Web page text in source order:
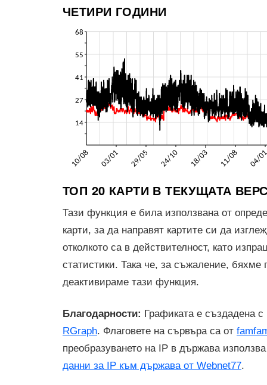
ЧЕТИРИ ГОДИНИ
ТОП 20 КАРТИ В ТЕКУЩАТА
Тази функция е била използвана от
карти, за да направят картите си да
отколкото са в действителност, като
статистики. Така че, за съжаление, бяхме
деактивираме тази функция.
Благодарности: Графиката е създадена
RGraph. Флаговете на сървъра са от
преобразуването на IP в държава
данни за IP към държава от Webnet77.